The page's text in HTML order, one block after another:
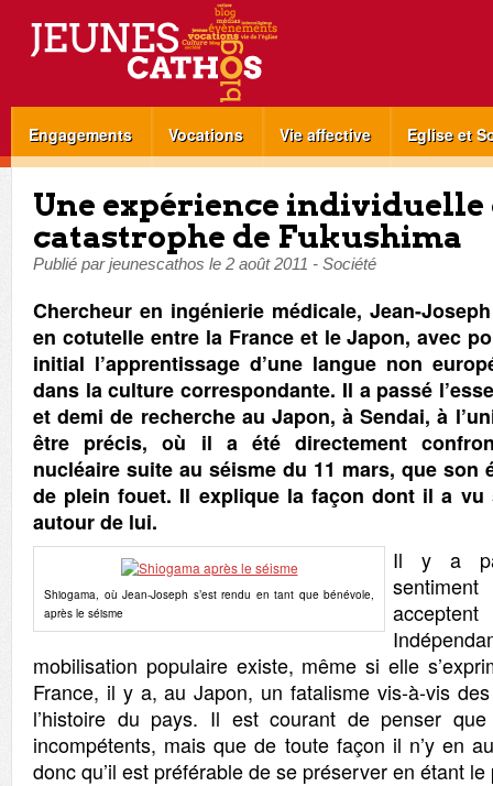
Engagements Vocations Vie affective Eglise et
Une expérience individuelle
catastrophe de Fukushima
Publié parjeunescathos le 2 août 2011 - Société
Chercheur en ingénierie médicale, Jean-
en cotutelle entre la France et le Japon, avec
initial l’apprentissage d’une langue non
dans la culture correspondante. Il a passé
et demi de recherche au Japon, à Sendai, à
être précis, où il a été directement
nucléaire suite au séisme du 11 mars, que son
de plein fouet. Il explique la façon dont il a vu
autour de lui.
Shiogama, où Jean-Joseph s’est rendu en tant que bénévole,
après le séisme
Il y a
mobilisation populaire existe, même si elle
France, il y a, au Japon, un fatalisme vis-à-vis
l’histoire du pays. Il est courant de penser
incompétents, mais que de toute façon il n’y en
donc qu’il est préférable de se préserver en étant